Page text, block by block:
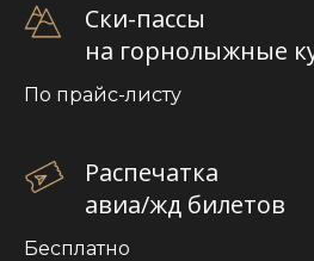
Ски-пассы
на горнолыжные
По прайс-листу
Распечатка
авиа/жд билетов
Бесплатно
Россия, г. Сочи, с. Эсто-Садок,
ул. Эстонская 43
Политика конфиденциальности